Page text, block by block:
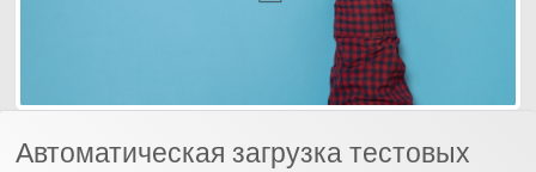
Автоматическая загрузка тестовых